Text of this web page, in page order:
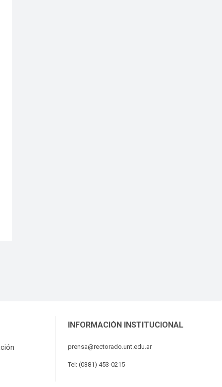
INFORMACIÓN INSTITUCIONAL
prensa@rectorado.unt.edu.ar
Tel: (0381) 453-0215